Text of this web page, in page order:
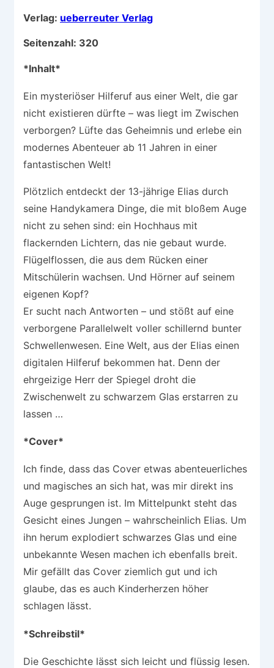
Verlag: ueberreuter Verlag
Seitenzahl: 320
*Inhalt*
Ein mysteriöser Hilferuf aus einer Welt, die gar
nicht existieren dürfte – was liegt im Zwischen
verborgen? Lüfte das Geheimnis und erlebe ein
modernes Abenteuer ab 11 Jahren in einer
fantastischen Welt!
Plötzlich entdeckt der 13-jährige Elias durch
seine Handykamera Dinge, die mit bloßem Auge
nicht zu sehen sind: ein Hochhaus mit
flackernden Lichtern, das nie gebaut wurde.
Flügelflossen, die aus dem Rücken einer
Mitschülerin wachsen. Und Hörner auf seinem
eigenen Kopf?
Er sucht nach Antworten – und stößt auf eine
verborgene Parallelwelt voller schillernd bunter
Schwellenwesen. Eine Welt, aus der Elias einen
digitalen Hilferuf bekommen hat. Denn der
ehrgeizige Herr der Spiegel droht die
Zwischenwelt zu schwarzem Glas erstarren zu
lassen …
*Cover*
Ich finde, dass das Cover etwas abenteuerliches
und magisches an sich hat, was mir direkt ins
Auge gesprungen ist. Im Mittelpunkt steht das
Gesicht eines Jungen – wahrscheinlich Elias. Um
ihn herum explodiert schwarzes Glas und eine
unbekannte Wesen machen ich ebenfalls breit.
Mir gefällt das Cover ziemlich gut und ich
glaube, das es auch Kinderherzen höher
schlagen lässt.
*Schreibstil*
Die Geschichte lässt sich leicht und flüssig lesen.